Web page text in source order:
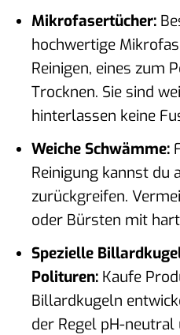
Mikrofasertücher:
hochwertige
Reinigen, eines zum
Trocknen. Sie sind
hinterlassen keine
Weiche Schwämme:
Reinigung kannst du
zurückgreifen.
oder Bürsten mit
Spezielle
Polituren:Kaufe
Billardkugeln
der Regel pH-